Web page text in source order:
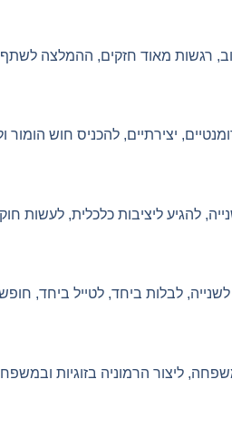
רגשות מאוד חזקים, ההמלצה
יצירתיים, להכניס חוש
להגיע ליציבות כלכלית, לעשות
לבלות ביחד, לטייל ביחד,
ליצור הרמוניה בזוגיות